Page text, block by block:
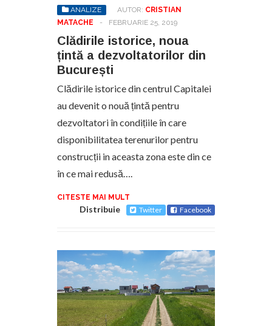
ANALIZE AUTOR: CRISTIAN
MATACHE
- FEBRUARIE 25, 2019
Clădirile istorice, noua
țintă a dezvoltatorilor din
București
Clădirile istorice din centrul Capitalei
au devenit o nouă țintă pentru
dezvoltatori în condițiile în care
disponibilitatea terenurilor pentru
construcții in aceasta zona este din ce
în ce mai redusă….
CITESTE MAI MULT
Distribuie Twitter Facebook